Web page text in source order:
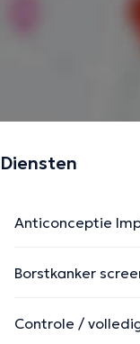
Diensten
Anticonceptie
Borstkanker
Controle /